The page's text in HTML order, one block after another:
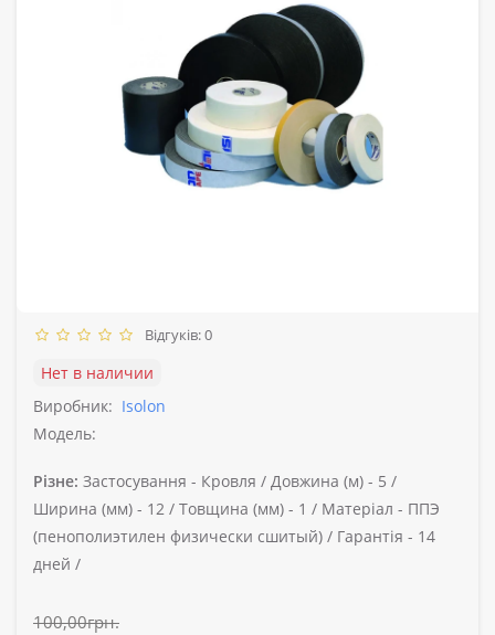
Відгуків: 0
Нет в наличии
Виробник: Isolon
Модель:
Різне: Застосування - Кровля / Довжина (м) - 5 /
Ширина (мм) - 12 / Товщина (мм) - 1 / Матеріал - ППЭ
(пенополиэтилен физически сшитый) / Гарантія - 14
дней /
100,00грн.